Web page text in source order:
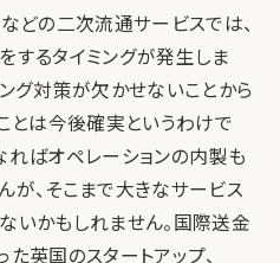
どの二次流通サービスでは、
するタイミングが発生しま
グ対策が欠かせないことから
とは今後確実というわけで
ればオペレーションの内製も
が、そこまで大きなサービス
いかもしれません。国際送金
英国のスタートアップ、